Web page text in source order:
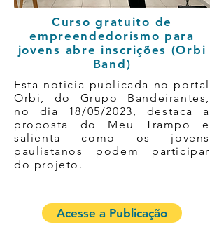
Curso gratuito de
empreendedorismo para
jovens abre inscrições (Orbi
Band)
Esta notícia publicada no portal
Orbi, do Grupo Bandeirantes,
no dia 18/05/2023, destaca a
proposta do Meu Trampo e
salienta como os jovens
paulistanos podem participar
do projeto.
Acesse a Publicação